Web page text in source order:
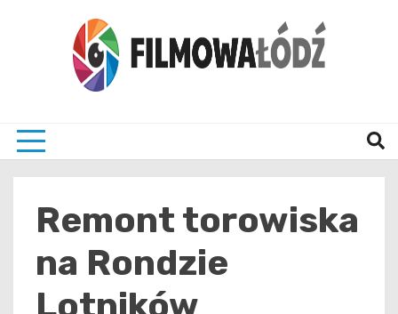
Remont torowiska
na Rondzie
Lotników